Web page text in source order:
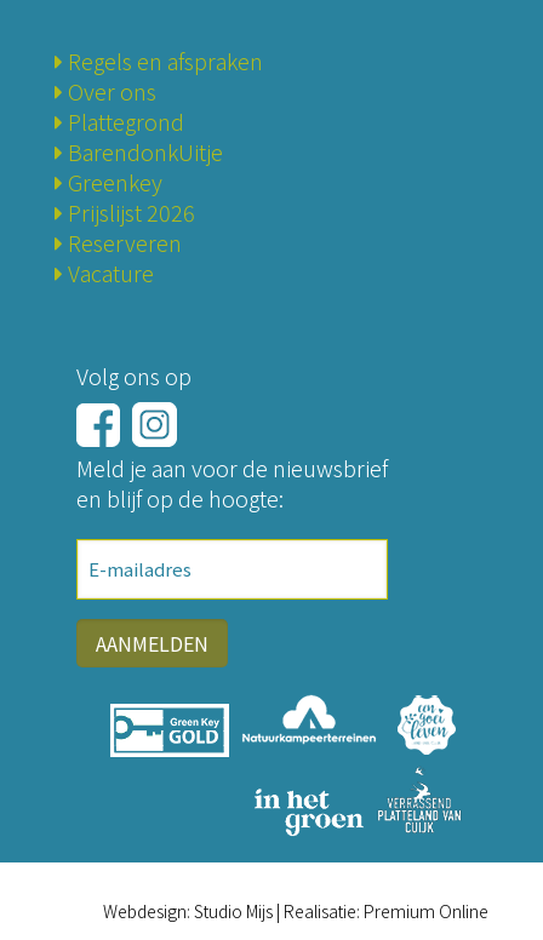
Regels en afspraken
Over ons
Plattegrond
BarendonkUitje
Greenkey
Prijslijst 2026
Reserveren
Vacature
Volg ons op
Meld je aan voor de nieuwsbrief
en blijf op de hoogte:
mailadres
AANMELDEN
Webdesign: Studio Mijs | Realisatie: Premium Online